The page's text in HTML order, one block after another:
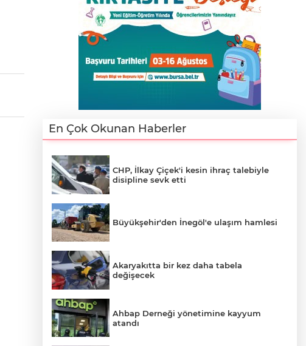
En Çok Okunan Haberler
CHP, İlkay Çiçek'i kesin ihraç talebiyle
disipline sevk etti
Büyükşehir'den İnegöl'e ulaşım hamlesi
Akaryakıtta bir kez daha tabela
değişecek
Ahbap Derneği yönetimine kayyum
atandı